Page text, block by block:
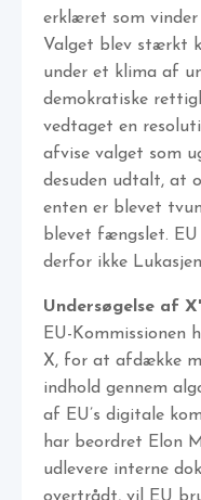
erklæret som vinder
Valget blev stærkt
under et klima af
demokratiske
vedtaget en
afvise valget som
desuden udtalt, at
enten er blevet
blevet fængslet. EU
derfor ikke
Undersøgelse af
EU-Kommissionen
X, for at afdække
indhold gennem
af EU’s digitale
har beordret Elon
udlevere interne